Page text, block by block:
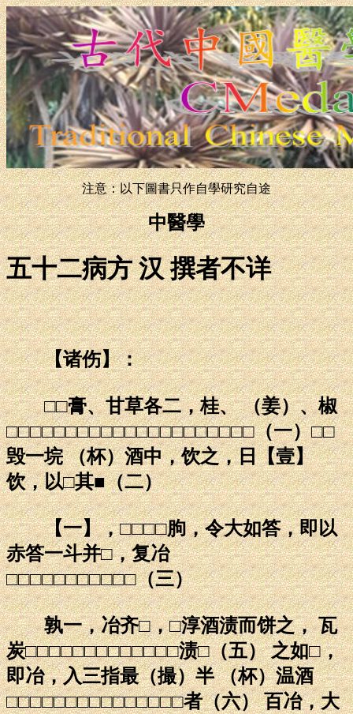
注意：以下圖書只作自學研究自途
中醫學
五十二病方 汉 撰者不详
【诸伤】：
□□膏、甘草各二，桂、 （姜）、椒
□□□□□□□□□□□□□□□□□□□□□（一）□□
毁一垸 （杯）酒中，饮之，日【壹】
饮，以□其■（二）
【一】，□□□□朐，令大如答，即以
赤答一斗并□，复冶
□□□□□□□□□□□（三）
孰一，冶齐□，□淳酒渍而饼之， 瓦
炭□□□□□□□□□□□□□渍□（五） 之如□，
即冶，入三指最（撮）半 （杯）温酒
□□□□□□□□□□□□□□□者（六） 百冶，大